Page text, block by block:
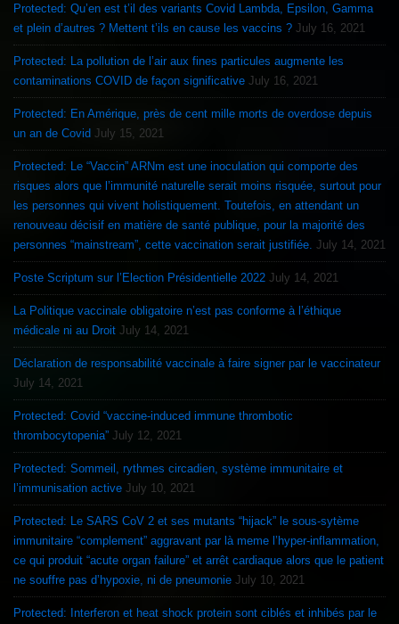
Protected: Qu’en est t’il des variants Covid Lambda, Epsilon, Gamma
et plein d’autres ? Mettent t’ils en cause les vaccins ? July 16, 2021
Protected: La pollution de l’air aux fines particules augmente les
contaminations COVID de façon significative July 16, 2021
Protected: En Amérique, près de cent mille morts de overdose depuis
un an de Covid July 15, 2021
Protected: Le “Vaccin” ARNm est une inoculation qui comporte des
risques alors que l’immunité naturelle serait moins risquée, surtout pour
les personnes qui vivent holistiquement. Toutefois, en attendant un
renouveau décisif en matière de santé publique, pour la majorité des
personnes “mainstream”, cette vaccination serait justifiée. July 14, 2021
Poste Scriptum sur l’Election Présidentielle 2022 July 14, 2021
La Politique vaccinale obligatoire n’est pas conforme à l’éthique
médicale ni au Droit July 14, 2021
Déclaration de responsabilité vaccinale à faire signer par le vaccinateur
July 14, 2021
Protected: Covid “vaccine-induced immune thrombotic
thrombocytopenia” July 12, 2021
Protected: Sommeil, rythmes circadien, système immunitaire et
l’immunisation active July 10, 2021
Protected: Le SARS CoV 2 et ses mutants “hijack” le sous-sytème
immunitaire “complement” aggravant par là meme l’hyper-inflammation,
ce qui produit “acute organ failure” et arrêt cardiaque alors que le patient
ne souffre pas d’hypoxie, ni de pneumonie July 10, 2021
Protected: Interferon et heat shock protein sont ciblés et inhibés par le